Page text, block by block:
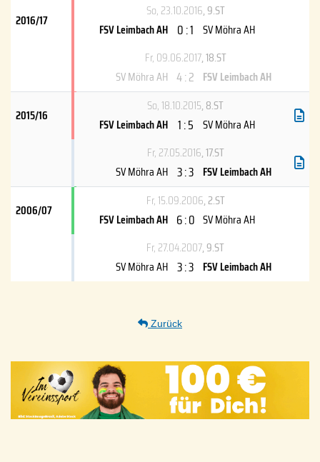
2016/17
So, 23.10.2016, 9.ST
FSV Leimbach AH 0 : 1 SV Möhra AH
Fr, 09.06.2017, 18.ST
SV Möhra AH 4 : 2 FSV Leimbach AH
2015/16
So, 18.10.2015, 8.ST
FSV Leimbach AH 1 : 5 SV Möhra AH
Fr, 27.05.2016, 17.ST
SV Möhra AH 3 : 3 FSV Leimbach AH
2006/07
Fr, 15.09.2006, 2.ST
FSV Leimbach AH 6 : 0 SV Möhra AH
Fr, 27.04.2007, 9.ST
SV Möhra AH 3 : 3 FSV Leimbach AH
Zurück